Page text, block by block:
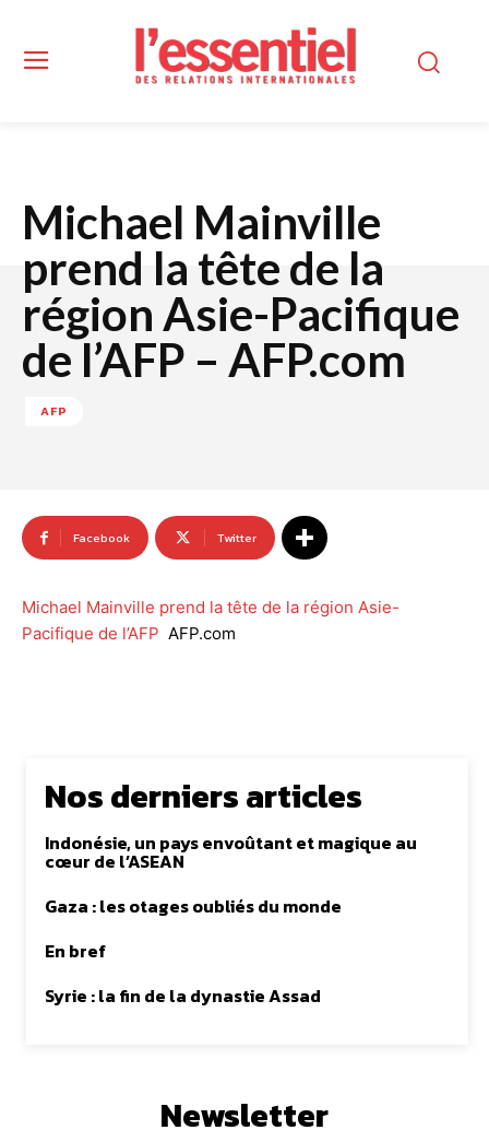
Michael Mainville
prend la tête de la
région Asie-Pacifique
de l’AFP – AFP.com
AFP
Facebook Twitter
Michael Mainville prend la tête de la région Asie-
Pacifique de l’AFP AFP.com
Nos derniers articles
Indonésie, un pays envoûtant et magique au
cœur de l’ASEAN
Gaza : les otages oubliés du monde
En bref
Syrie : la fin de la dynastie Assad
Newsletter